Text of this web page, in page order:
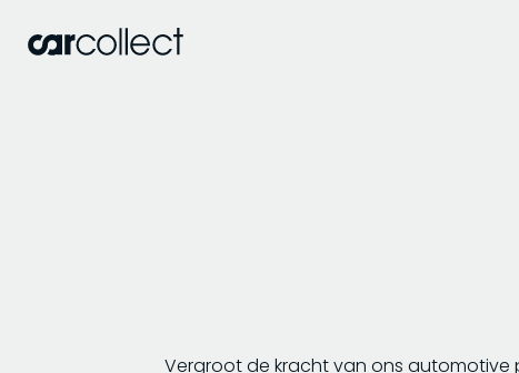
Vergroot de kracht van ons automotive